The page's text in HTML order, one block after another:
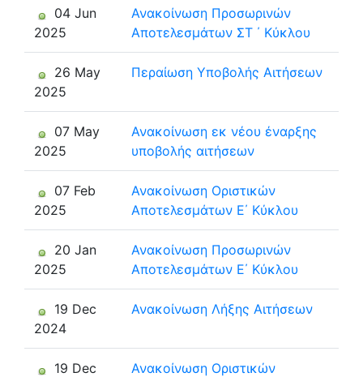
04 Jun
2025
Ανακοίνωση Προσωρινών
Αποτελεσμάτων ΣΤ ΄ Κύκλου
26 May
2025
Περαίωση Υποβολής Αιτήσεων
07 May
2025
Ανακοίνωση εκ νέου έναρξης
υποβολής αιτήσεων
07 Feb
2025
Ανακοίνωση Οριστικών
Αποτελεσμάτων Ε΄ Κύκλου
20 Jan
2025
Ανακοίνωση Προσωρινών
Αποτελεσμάτων Ε΄ Κύκλου
19 Dec
2024
Ανακοίνωση Λήξης Αιτήσεων
19 Dec
Ανακοίνωση Οριστικών